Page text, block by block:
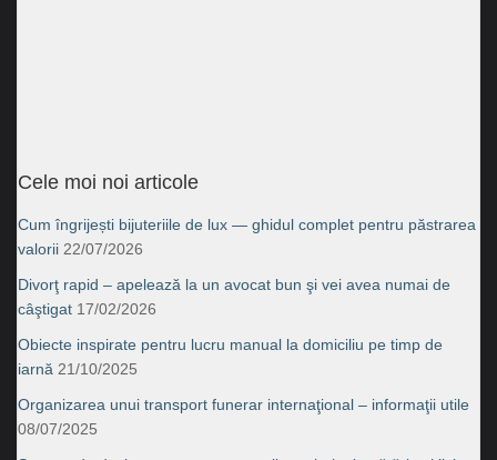
Cele moi noi articole
Cum îngrijești bijuteriile de lux — ghidul complet pentru păstrarea
valorii 22/07/2026
Divorţ rapid – apelează la un avocat bun şi vei avea numai de
câştigat 17/02/2026
Obiecte inspirate pentru lucru manual la domiciliu pe timp de
iarnă 21/10/2025
Organizarea unui transport funerar internaţional – informaţii utile
08/07/2025